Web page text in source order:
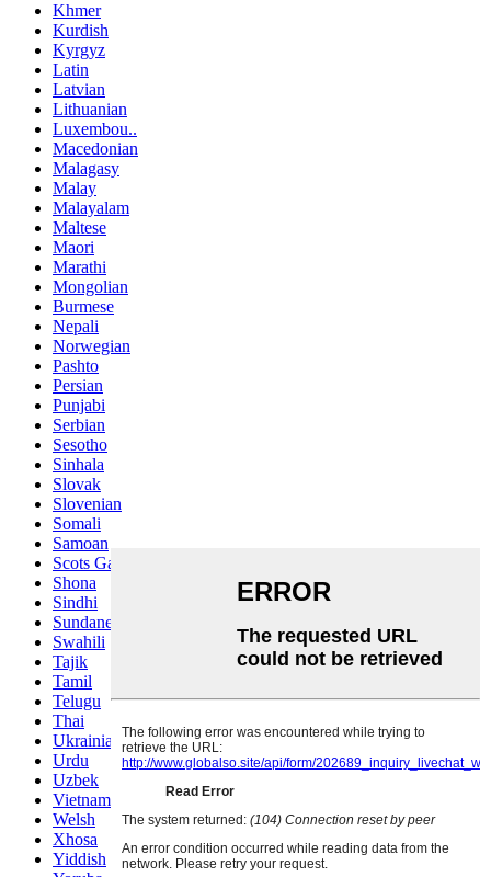
Khmer
Kurdish
Kyrgyz
Latin
Latvian
Lithuanian
Luxembou..
Macedonian
Malagasy
Malay
Malayalam
Maltese
Maori
Marathi
Mongolian
Burmese
Nepali
Norwegian
Pashto
Persian
Punjabi
Serbian
Sesotho
Sinhala
Slovak
Slovenian
Somali
Samoan
Scots Gaelic
Shona
Sindhi
Sundanese
Swahili
Tajik
Tamil
Telugu
Thai
Ukrainian
Urdu
Uzbek
Vietnamese
Welsh
Xhosa
Yiddish